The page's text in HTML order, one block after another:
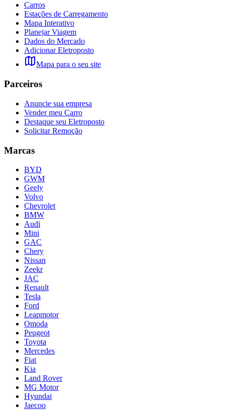
Carros
Estações de Carregamento
Mapa Interativo
Planejar Viagem
Dados do Mercado
Adicionar Eletroposto
Mapa para o seu site
Parceiros
Anuncie sua empresa
Vender meu Carro
Destaque seu Eletroposto
Solicitar Remoção
Marcas
BYD
GWM
Geely
Volvo
Chevrolet
BMW
Audi
Mini
GAC
Chery
Nissan
Zeekr
JAC
Renault
Tesla
Ford
Leapmotor
Omoda
Peugeot
Toyota
Mercedes
Fiat
Kia
Land Rover
MG Motor
Hyundai
Jaecoo